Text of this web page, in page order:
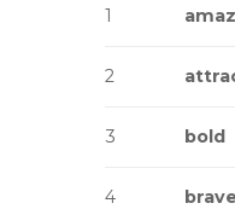
1
2
3 bold
4